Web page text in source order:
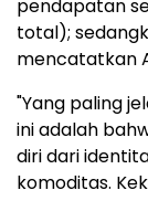
pendapatan
total);
mencatatkan
"Yang paling
ini adalah
diri dari
komoditas.